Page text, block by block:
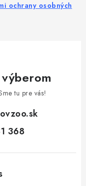
ochrany osobných
tu pre vás!
368